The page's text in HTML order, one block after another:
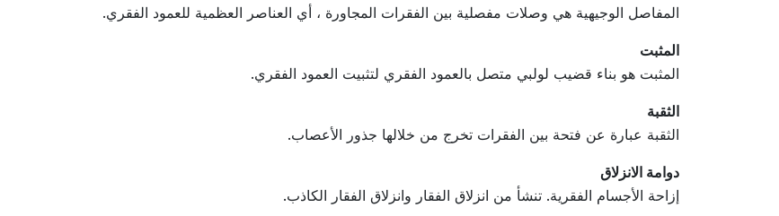
المفاصل الوجيهية هي وصلات مفصلية بين الفقرات المجاورة ، أي العناصر العظمية للعمود الفقري.
المثبت
المثبت هو بناء قضيب لولبي متصل بالعمود الفقري لتثبيت العمود الفقري.
الثقبة
الثقبة عبارة عن فتحة بين الفقرات تخرج من خلالها جذور الأعصاب.
دوامة الانزلاق
إزاحة الأجسام الفقرية. تنشأ من انزلاق الفقار وانزلاق الفقار الكاذب.